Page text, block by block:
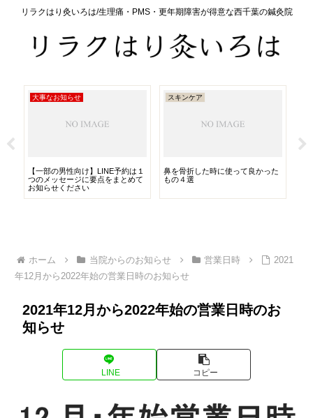
リラクはり灸いろは/生理痛・PMS・更年期障害が得意な西千葉の鍼灸院
大事なお知らせ
【一部の男性向け】LINE予約は１
つのメッセージに要点をまとめて
お知らせください
スキンケア
鼻を骨折した時に使って良かった
もの４選
ホーム 当院からのお知らせ 営業日時
2021
年12月から2022年始の営業日時のお知らせ
2021年12月から2022年始の営業日時のお
知らせ
LINE コピー